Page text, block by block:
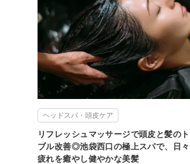
ヘッドスパ・頭皮ケア
リフレッシュマッサージで頭皮と髪の
ブル改善◎池袋西口の極上スパで、日
疲れを癒やし健やかな美髪